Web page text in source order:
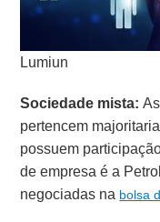
Lumiun
Sociedade mista:
pertencem
possuem
de empresa é a
negociadas na bolsa